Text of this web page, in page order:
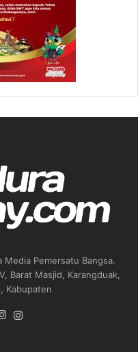
Media Pemersatu Bangsa.
Barat Masjid, Karangduak,
Kabupaten
Instagram